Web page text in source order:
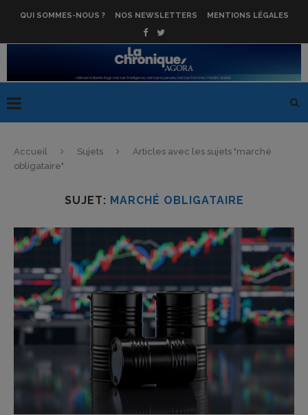
QUI SOMMES-NOUS ? NOS NEWSLETTERS MENTIONS LÉGALES
Accueil Sujets
Articles avec les sujets "marché
obligataire"
SUJET: MARCHÉ OBLIGATAIRE